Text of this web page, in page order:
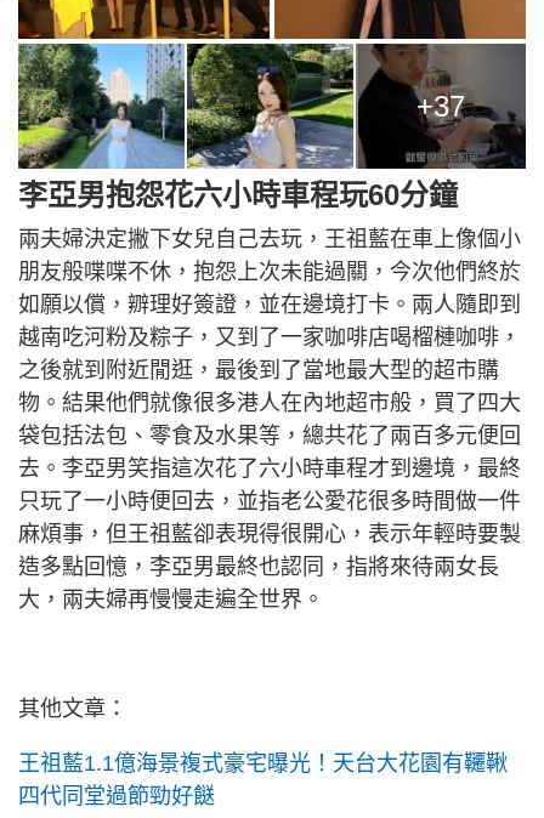
+37
李亞男抱怨花六小時車程玩60分鐘
兩夫婦決定撇下女兒自己去玩，王祖藍在車上像個小
朋友般喋喋不休，抱怨上次未能過關，今次他們終於
如願以償，辧理好簽證，並在邊境打卡。兩人隨即到
越南吃河粉及粽子，又到了一家咖啡店喝榴槤咖啡，
之後就到附近閒逛，最後到了當地最大型的超市購
物。結果他們就像很多港人在內地超市般，買了四大
袋包括法包、零食及水果等，總共花了兩百多元便回
去。李亞男笑指這次花了六小時車程才到邊境，最終
只玩了一小時便回去，並指老公愛花很多時間做一件
麻煩事，但王祖藍卻表現得很開心，表示年輕時要製
造多點回憶，李亞男最終也認同，指將來待兩女長
大，兩夫婦再慢慢走遍全世界。
其他文章：
王祖藍1.1億海景複式豪宅曝光！天台大花園有韆鞦
四代同堂過節勁好餸